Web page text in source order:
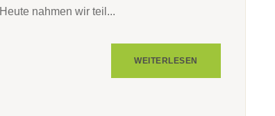
Heute nahmen wir teil...
WEITERLESEN